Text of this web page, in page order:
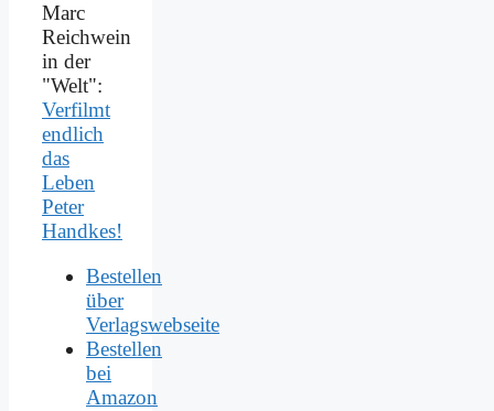
Marc
Reichwein
in der
"Welt":
Verfilmt
endlich
das
Leben
Peter
Handkes!
Bestellen
über
Verlagswebseite
Bestellen
bei
Amazon